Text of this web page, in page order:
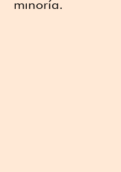
minoría.